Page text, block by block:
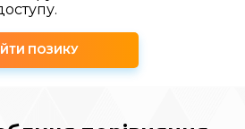
ПОЗИКУ